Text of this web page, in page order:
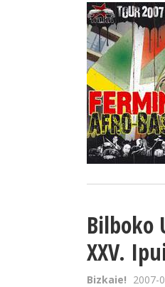
Bilboko
XXV.
Bizkaie! 2007-